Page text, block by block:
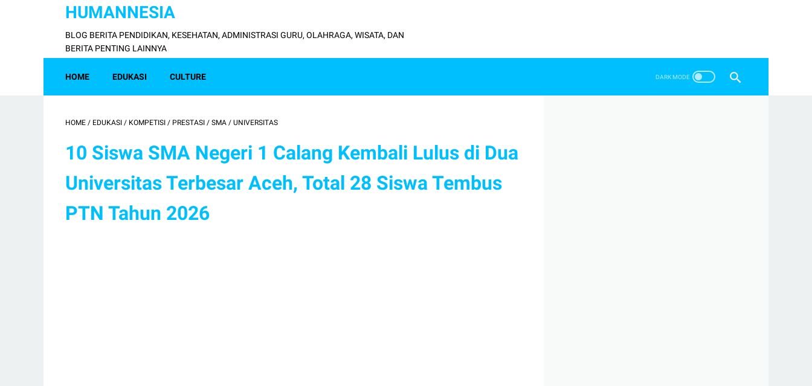
HUMANNESIA
BLOG BERITA PENDIDIKAN, KESEHATAN, ADMINISTRASI GURU, OLAHRAGA, WISATA, DAN
BERITA PENTING LAINNYA
HOME EDUKASI CULTURE
HOME / EDUKASI / KOMPETISI / PRESTASI / SMA / UNIVERSITAS
10 Siswa SMA Negeri 1 Calang Kembali Lulus di Dua
Universitas Terbesar Aceh, Total 28 Siswa Tembus
PTN Tahun 2026